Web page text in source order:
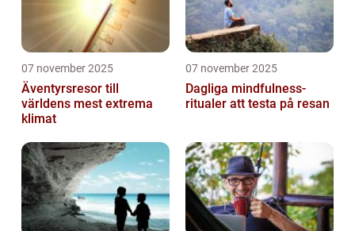
07 november 2025
Äventyrsresor till
världens mest extrema
klimat
07 november 2025
Dagliga mindfulness-
ritualer att testa på resan